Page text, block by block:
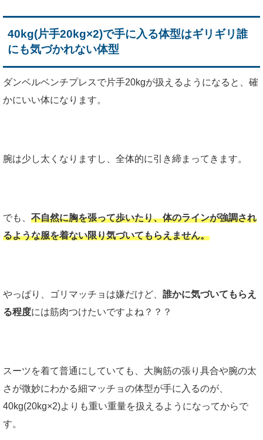
40kg(片手20kg×2)で手に入る体型はギリギリ誰
にも気づかれない体型
ダンベルベンチプレスで片手20kgが扱えるようになると、確
かにいい体になります。
腕は少し太くなりますし、全体的に引き締まってきます。
でも、 不自然に胸を張って歩いたり、体のラインが強調され
るような服を着ない限り気づいてもらえません。
やっぱり、ゴリマッチョは嫌だけど、 誰かに気づいてもらえ
る程度には筋肉つけたいですよね？？？
スーツを着て普通にしていても、大胸筋の張り具合や腕の太
さが微妙にわかる細マッチョの体型が手に入るのが、
40kg(20kg×2)よりも重い重量を扱えるようになってからで
す。